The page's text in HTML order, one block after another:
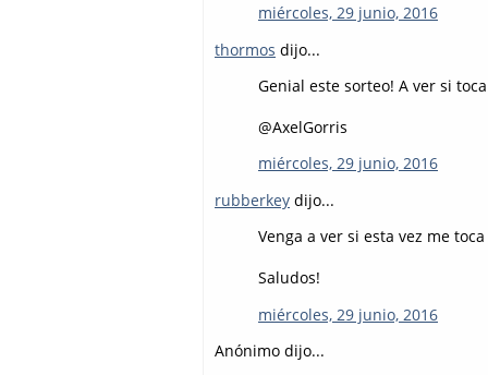
miércoles, 29 junio, 2016
thormos dijo...
Genial este sorteo! A ver si
@AxelGorris
miércoles, 29 junio, 2016
rubberkey dijo...
Venga a ver si esta vez me
Saludos!
miércoles, 29 junio, 2016
Anónimo dijo...